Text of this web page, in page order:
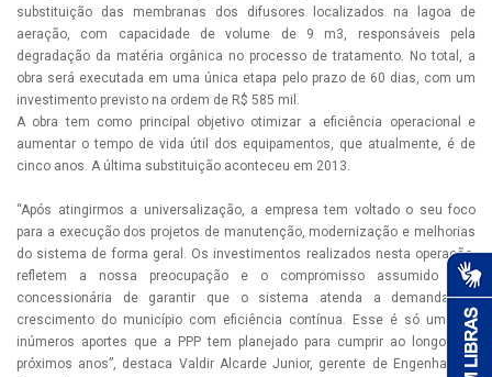
substituição das membranas dos difusores localizados na lagoa de
aeração, com capacidade de volume de 9 m3, responsáveis pela
degradação da matéria orgânica no processo de tratamento. No total, a
obra será executada em uma única etapa pelo prazo de 60 dias, com um
investimento previsto na ordem de R$ 585 mil.
A obra tem como principal objetivo otimizar a eficiência operacional e
aumentar o tempo de vida útil dos equipamentos, que atualmente, é de
cinco anos. A última substituição aconteceu em 2013.
“Após atingirmos a universalização, a empresa tem voltado o seu foco
para a execução dos projetos de manutenção, modernização e melhorias
do sistema de forma geral. Os investimentos realizados nesta operação,
refletem a nossa preocupação e o compromisso assumido pela
concessionária de garantir que o sistema atenda a demanda de
crescimento do município com eficiência contínua. Esse é só um dos
inúmeros aportes que a PPP tem planejado para cumprir ao longo dos
próximos anos”, destaca Valdir Alcarde Junior, gerente de Engenharia e